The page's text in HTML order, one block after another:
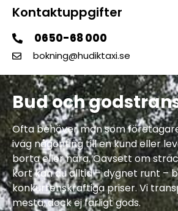
Kontaktuppgifter
0650-68 000
bokning@hudiktaxi.se
Bud och
Ofta behöver man som
iväg någonting till en kund eller
borta eller nära. Oavsett om
kort kan du alltid – dygnet runt –
konkurrenskraftiga priser. Vi
mesta, dock ej farligt gods.